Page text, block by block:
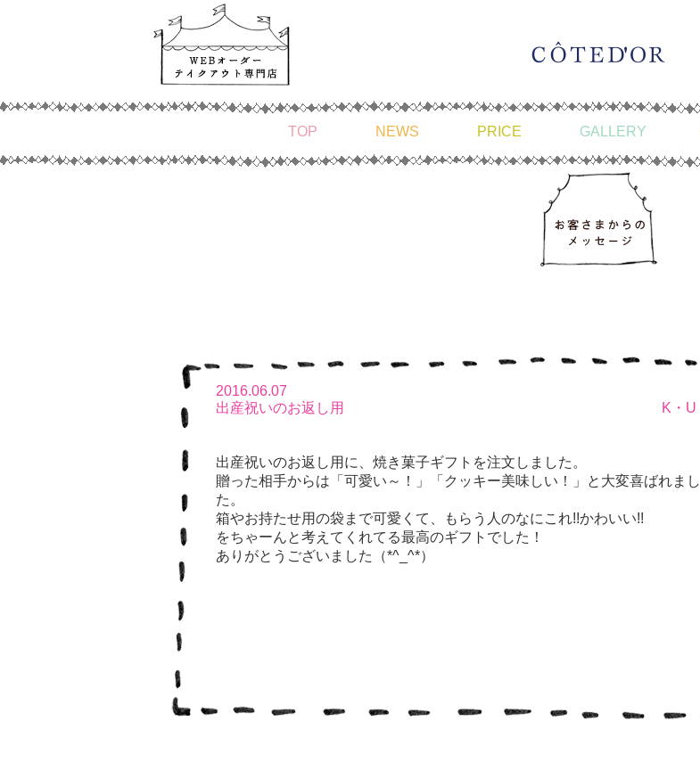
TOP NEWS PRICE GALLERY
2016.06.07
出産祝いのお返し用
K・U
出産祝いのお返し用に、焼き菓子ギフトを注文しました。
贈った相手からは「可愛い～！」「クッキー美味しい！」と大変喜ばれまし
た。
箱やお持たせ用の袋まで可愛くて、もらう人のなにこれ!!かわいい!!
をちゃーんと考えてくれてる最高のギフトでした！
ありがとうございました（*^_^*）